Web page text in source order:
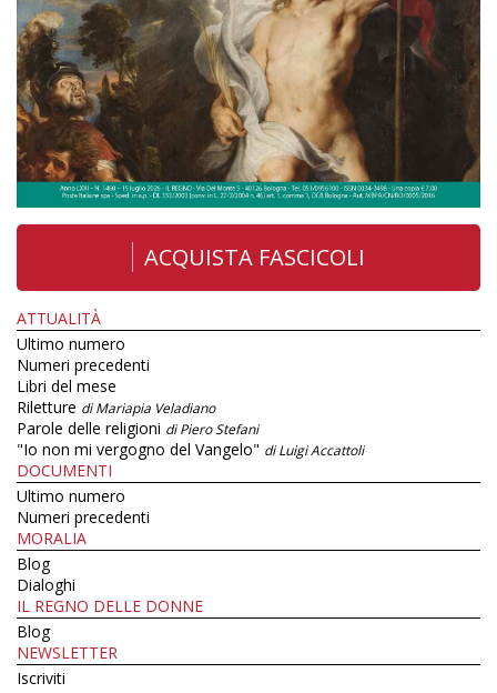
ACQUISTA FASCICOLI
ATTUALITÀ
Ultimo numero
Numeri precedenti
Libri del mese
Riletture di Mariapia Veladiano
Parole delle religioni di Piero Stefani
"Io non mi vergogno del Vangelo" di Luigi Accattoli
DOCUMENTI
Ultimo numero
Numeri precedenti
MORALIA
Blog
Dialoghi
IL REGNO DELLE DONNE
Blog
NEWSLETTER
Iscriviti